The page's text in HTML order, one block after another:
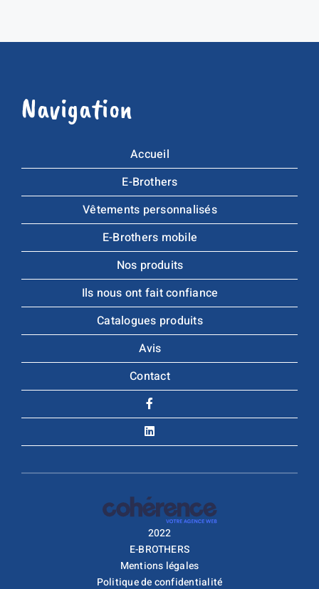
Navigation
Accueil
E-Brothers
Vêtements personnalisés
E-Brothers mobile
Nos produits
Ils nous ont fait confiance
Catalogues produits
Avis
Contact
2022
E-BROTHERS
Mentions légales
Politique de confidentialité